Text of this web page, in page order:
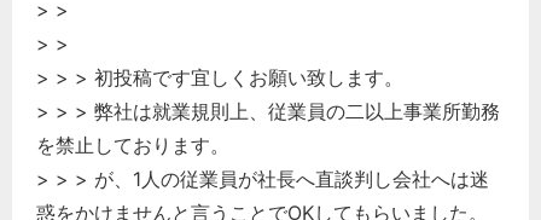
> >
> >
> > > 初投稿です宜しくお願い致します。
> > > 弊社は就業規則上、従業員の二以上事業所勤務
を禁止しております。
> > > が、1人の従業員が社長へ直談判し会社へは迷
惑をかけませんと言うことでOKしてもらいました。
秘書のノウハウ
次へ